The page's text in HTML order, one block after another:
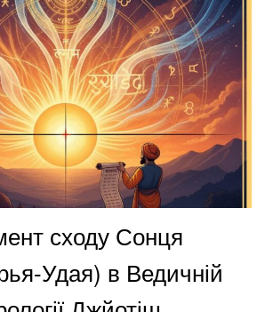
сходу Сонця
Удая) в Ведичній